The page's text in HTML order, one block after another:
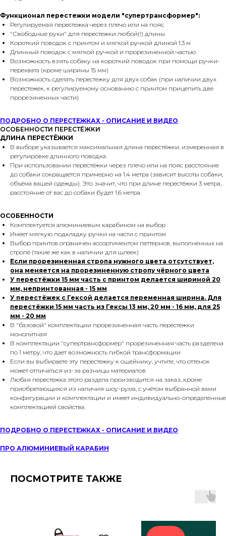
Функционал перестежки модели "супертрансформер":
Регулируемая перестежка через плечо или на пояс
"Свободные руки" для перестежки любой(!) длины
Короткий поводок с принтом и мягкой ручкой длиной 1.3 м
Длинный поводок с мягкой ручкой и прорезиненной частью
Возможность взять собаку на короткий поводок при помощи ручки-
перехвата (кроме ширины 15 мм)
Возможность сделать перестежку для двух собак (при наличии двух
перестежек, к регулируемому основанию с принтом прицепить две
прорезиненных части)
ПОДРОБНО О ПЕРЕСТЕЖКАХ - ОПИСАНИЕ И ВИДЕО
ОСОБЕННОСТИ ПЕРЕСТЁЖКИ
ДЛИНА ПЕРЕСТЁЖКИ
В выборе указывается максимальная длина перестёжки, измеренная в
регулировке длинного поводка.
При использовании перестёжки через плечо или на пояс расстояние
до собаки сокращается примерно на 1.4 метра (зависит высоты собаки,
объёма вашей одежды). Это значит, что при длине перестёжки 3 метра,
расстояние от вас до собаки будет 1.6 метра.
ОСОБЕННОСТИ
Комплектуется алюминиевым карабином на выбор
Имеет мягкую подкладку ручки на части с принтом
Выбор принтов ограничен ассортиментом паттернов, выполненных на
стропе (такие же как в наличии для шлеек)
Если прорезиненная стропа нужного цвета отсутствует,
она меняется на прорезиненную стропу чёрного цвета
У перестёжки 15 мм часть с принтом делается шириной 20
мм, непринтованная - 15 мм
У перестёжек с Гексой делается переменная ширина. Для
перестёжки 15 мм часть из Гексы 13 мм, 20 мм - 16 мм, для 25
мм - 20 мм
В "базовой" комплектации прорезиненная часть перестежки
монолитная
В комплектации "супертрансформер" прорезиненная часть разделена
по 1 метру, что дает возможность гибкой трансформации
Если вы выбираете эту перестежку к ошейнику, учтите, что оттенок
может отличаться из-за разницы материалов
Любая перестежка этого раздела производится на заказ, кроме
приобретающихся из наличия шоу-рума, с учётом выбранной вами
конфигурации и комплектации и имеет индивидуально-определенные
комплектацией свойства.
ПОДРОБНО О ПЕРЕСТЕЖКАХ - ОПИСАНИЕ И ВИДЕО
ПРО АЛЮМИНИЕВЫЙ КАРАБИН
ПОСМОТРИТЕ ТАКЖЕ